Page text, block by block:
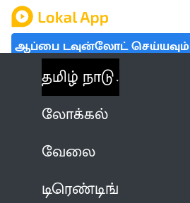
ஆப்பை டவுன்லோட் செய்யவும்
தமிழ் நாடு
லோக்கல்
வேலை
டிரெண்டிங்